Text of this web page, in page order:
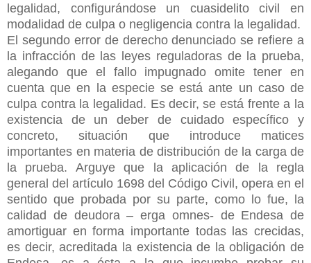
legalidad, configurándose un cuasidelito civil en
modalidad de culpa o negligencia contra la legalidad.
El segundo error de derecho denunciado se refiere a
la infracción de las leyes reguladoras de la prueba,
alegando que el fallo impugnado omite tener en
cuenta que en la especie se está ante un caso de
culpa contra la legalidad. Es decir, se está frente a la
existencia de un deber de cuidado específico y
concreto, situación que introduce matices
importantes en materia de distribución de la carga de
la prueba. Arguye que la aplicación de la regla
general del artículo 1698 del Código Civil, opera en el
sentido que probada por su parte, como lo fue, la
calidad de deudora – erga omnes- de Endesa de
amortiguar en forma importante todas las crecidas,
es decir, acreditada la existencia de la obligación de